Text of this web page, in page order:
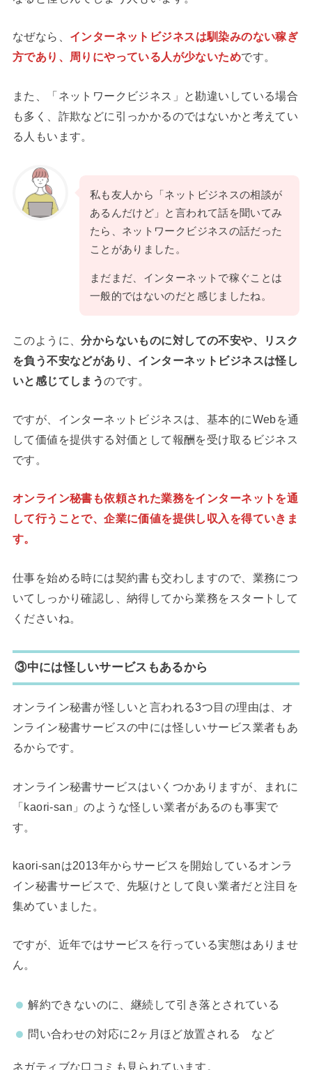
なぜなら、 インターネットビジネスは馴染みのない稼ぎ
方であり、周りにやっている人が少ないためです。
また、「ネットワークビジネス」と勘違いしている場合
も多く、詐欺などに引っかかるのではないかと考えてい
る人もいます。
私も友人から「ネットビジネスの相談が
あるんだけど」と言われて話を聞いてみ
たら、ネットワークビジネスの話だった
ことがありました。
まだまだ、インターネットで稼ぐことは
一般的ではないのだと感じましたね。
このように、分からないものに対しての不安や、リスク
を負う不安などがあり、インターネットビジネスは怪し
いと感じてしまうのです。
ですが、インターネットビジネスは、基本的にWebを通
して価値を提供する対価として報酬を受け取るビジネス
です。
オンライン秘書も依頼された業務をインターネットを通
して行うことで、企業に価値を提供し収入を得ていきま
す。
仕事を始める時には契約書も交わしますので、業務につ
いてしっかり確認し、納得してから業務をスタートして
くださいね。
③中には怪しいサービスもあるから
オンライン秘書が怪しいと言われる3つ目の理由は、オ
ンライン秘書サービスの中には怪しいサービス業者もあ
るからです。
オンライン秘書サービスはいくつかありますが、まれに
「kaori-san」のような怪しい業者があるのも事実で
す。
kaori-sanは2013年からサービスを開始しているオンラ
イン秘書サービスで、先駆けとして良い業者だと注目を
集めていました。
ですが、近年ではサービスを行っている実態はありませ
ん。
解約できないのに、継続して引き落とされている
問い合わせの対応に2ヶ月ほど放置される など
ネガティブな口コミも見られています。